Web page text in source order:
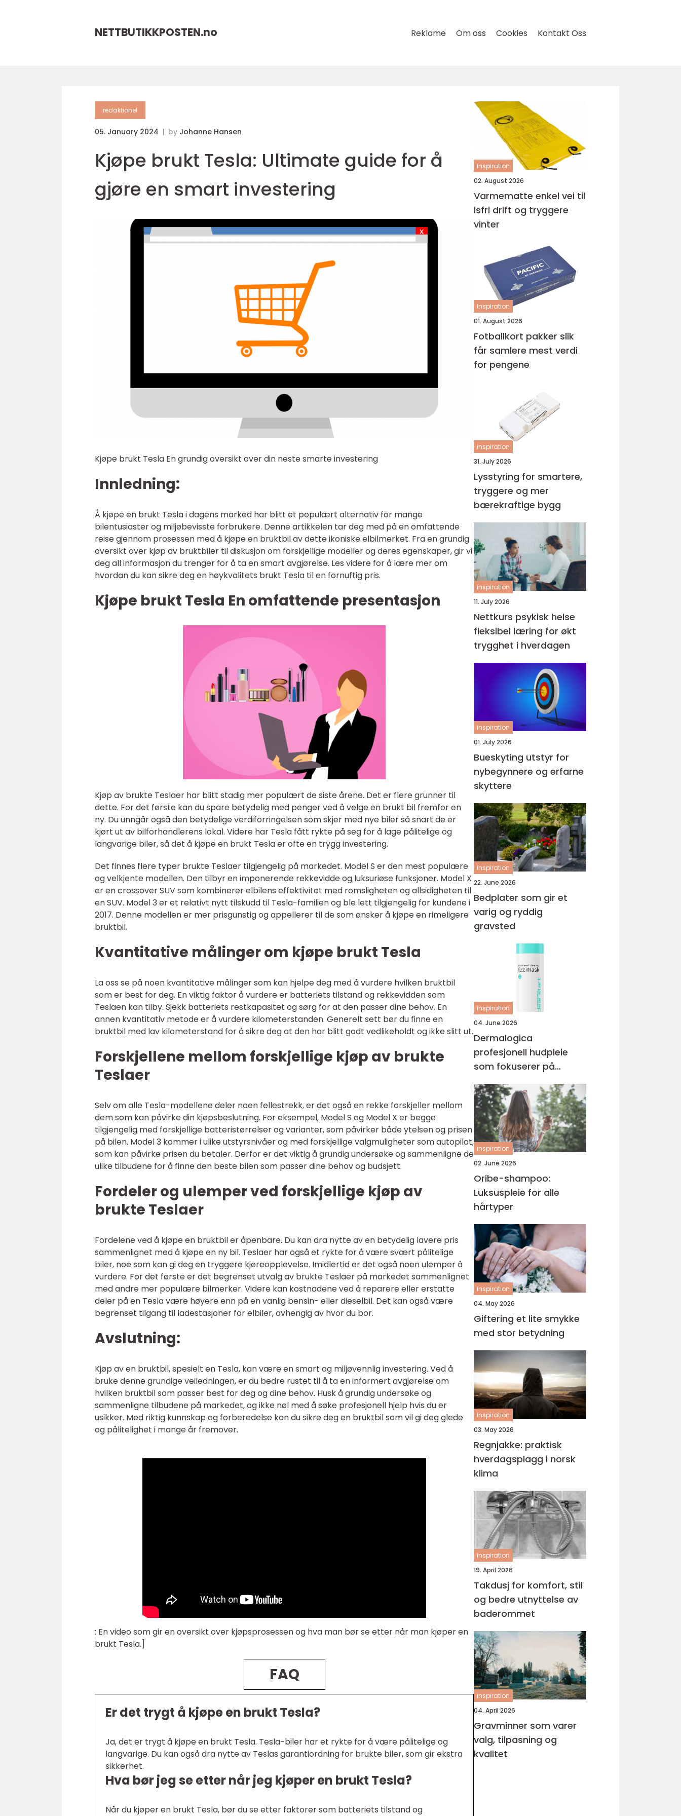
NETTBUTIKKPOSTEN.no Reklame Om oss Cookies Kontakt Oss
redaktionel
05. January 2024 by Johanne Hansen
Kjøpe brukt Tesla: Ultimate guide for å
gjøre en smart investering
Kjøpe brukt Tesla En grundig oversikt over din neste smarte investering
Innledning:
Å kjøpe en brukt Tesla i dagens marked har blitt et populært alternativ for mange
bilentusiaster og miljøbevisste forbrukere. Denne artikkelen tar deg med på en omfattende
reise gjennom prosessen med å kjøpe en bruktbil av dette ikoniske elbilmerket. Fra en grundig
oversikt over kjøp av bruktbiler til diskusjon om forskjellige modeller og deres egenskaper, gir vi
deg all informasjon du trenger for å ta en smart avgjørelse. Les videre for å lære mer om
hvordan du kan sikre deg en høykvalitets brukt Tesla til en fornuftig pris.
Kjøpe brukt Tesla En omfattende presentasjon
Kjøp av brukte Teslaer har blitt stadig mer populært de siste årene. Det er flere grunner til
dette. For det første kan du spare betydelig med penger ved å velge en brukt bil fremfor en
ny. Du unngår også den betydelige verdiforringelsen som skjer med nye biler så snart de er
kjørt ut av bilforhandlerens lokal. Videre har Tesla fått rykte på seg for å lage pålitelige og
langvarige biler, så det å kjøpe en brukt Tesla er ofte en trygg investering.
Det finnes flere typer brukte Teslaer tilgjengelig på markedet. Model S er den mest populære
og velkjente modellen. Den tilbyr en imponerende rekkevidde og luksuriøse funksjoner. Model X
er en crossover SUV som kombinerer elbilens effektivitet med romsligheten og allsidigheten til
en SUV. Model 3 er et relativt nytt tilskudd til Tesla-familien og ble lett tilgjengelig for kundene i
2017. Denne modellen er mer prisgunstig og appellerer til de som ønsker å kjøpe en rimeligere
bruktbil.
Kvantitative målinger om kjøpe brukt Tesla
La oss se på noen kvantitative målinger som kan hjelpe deg med å vurdere hvilken bruktbil
som er best for deg. En viktig faktor å vurdere er batteriets tilstand og rekkevidden som
Teslaen kan tilby. Sjekk batteriets restkapasitet og sørg for at den passer dine behov. En
annen kvantitativ metode er å vurdere kilometerstanden. Generelt sett bør du finne en
bruktbil med lav kilometerstand for å sikre deg at den har blitt godt vedlikeholdt og ikke slitt ut.
Forskjellene mellom forskjellige kjøp av brukte
Teslaer
Selv om alle Tesla-modellene deler noen fellestrekk, er det også en rekke forskjeller mellom
dem som kan påvirke din kjøpsbeslutning. For eksempel, Model S og Model X er begge
tilgjengelig med forskjellige batteristørrelser og varianter, som påvirker både ytelsen og prisen
på bilen. Model 3 kommer i ulike utstyrsnivåer og med forskjellige valgmuligheter som autopilot,
som kan påvirke prisen du betaler. Derfor er det viktig å grundig undersøke og sammenligne de
ulike tilbudene for å finne den beste bilen som passer dine behov og budsjett.
Fordeler og ulemper ved forskjellige kjøp av
brukte Teslaer
Fordelene ved å kjøpe en bruktbil er åpenbare. Du kan dra nytte av en betydelig lavere pris
sammenlignet med å kjøpe en ny bil. Teslaer har også et rykte for å være svært pålitelige
biler, noe som kan gi deg en tryggere kjøreopplevelse. Imidlertid er det også noen ulemper å
vurdere. For det første er det begrenset utvalg av brukte Teslaer på markedet sammenlignet
med andre mer populære bilmerker. Videre kan kostnadene ved å reparere eller erstatte
deler på en Tesla være høyere enn på en vanlig bensin- eller dieselbil. Det kan også være
begrenset tilgang til ladestasjoner for elbiler, avhengig av hvor du bor.
Avslutning:
Kjøp av en bruktbil, spesielt en Tesla, kan være en smart og miljøvennlig investering. Ved å
bruke denne grundige veiledningen, er du bedre rustet til å ta en informert avgjørelse om
hvilken bruktbil som passer best for deg og dine behov. Husk å grundig undersøke og
sammenligne tilbudene på markedet, og ikke nøl med å søke profesjonell hjelp hvis du er
usikker. Med riktig kunnskap og forberedelse kan du sikre deg en bruktbil som vil gi deg glede
og pålitelighet i mange år fremover.
: En video som gir en oversikt over kjøpsprosessen og hva man bør se etter når man kjøper en
brukt Tesla.]
FAQ
Er det trygt å kjøpe en brukt Tesla?
Ja, det er trygt å kjøpe en brukt Tesla. Tesla-biler har et rykte for å være pålitelige og
langvarige. Du kan også dra nytte av Teslas garantiordning for brukte biler, som gir ekstra
sikkerhet.
Hva bør jeg se etter når jeg kjøper en brukt Tesla?
Når du kjøper en brukt Tesla, bør du se etter faktorer som batteriets tilstand og
inspiration
02. August 2026
Varmematte enkel vei til
isfri drift og tryggere
vinter
inspiration
01. August 2026
Fotballkort pakker slik
får samlere mest verdi
for pengene
inspiration
31. July 2026
Lysstyring for smartere,
tryggere og mer
bærekraftige bygg
inspiration
11. July 2026
Nettkurs psykisk helse
fleksibel læring for økt
trygghet i hverdagen
inspiration
01. July 2026
Bueskyting utstyr for
nybegynnere og erfarne
skyttere
inspiration
22. June 2026
Bedplater som gir et
varig og ryddig
gravsted
inspiration
04. June 2026
Dermalogica
profesjonell hudpleie
som fokuserer på
hudhelse
inspiration
02. June 2026
Oribe-shampoo:
Luksuspleie for alle
hårtyper
inspiration
04. May 2026
Giftering et lite smykke
med stor betydning
inspiration
03. May 2026
Regnjakke: praktisk
hverdagsplagg i norsk
klima
inspiration
19. April 2026
Takdusj for komfort, stil
og bedre utnyttelse av
baderommet
inspiration
04. April 2026
Gravminner som varer
valg, tilpasning og
kvalitet